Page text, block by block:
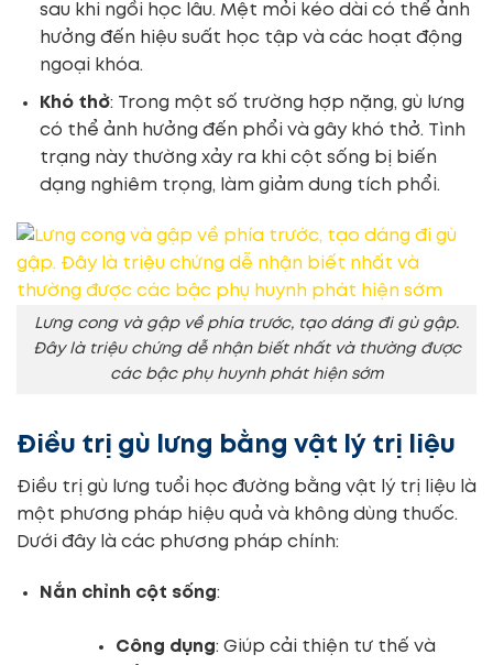
sau khi ngồi học lâu. Mệt mỏi kéo dài có thể ảnh
hưởng đến hiệu suất học tập và các hoạt động
ngoại khóa.
Khó thở: Trong một số trường hợp nặng, gù lưng
có thể ảnh hưởng đến phổi và gây khó thở. Tình
trạng này thường xảy ra khi cột sống bị biến
dạng nghiêm trọng, làm giảm dung tích phổi.
Lưng cong và gập về phía trước, tạo dáng đi gù gập.
Đây là triệu chứng dễ nhận biết nhất và thường được
các bậc phụ huynh phát hiện sớm
Điều trị gù lưng bằng vật lý trị liệu
Điều trị gù lưng tuổi học đường bằng vật lý trị liệu là
một phương pháp hiệu quả và không dùng thuốc.
Dưới đây là các phương pháp chính:
Nắn chỉnh cột sống:
Công dụng: Giúp cải thiện tư thế và